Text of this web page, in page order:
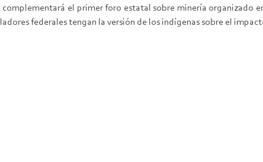
el primer foro estatal sobre minería organizado
federales tengan la versión de los indígenas sobre el